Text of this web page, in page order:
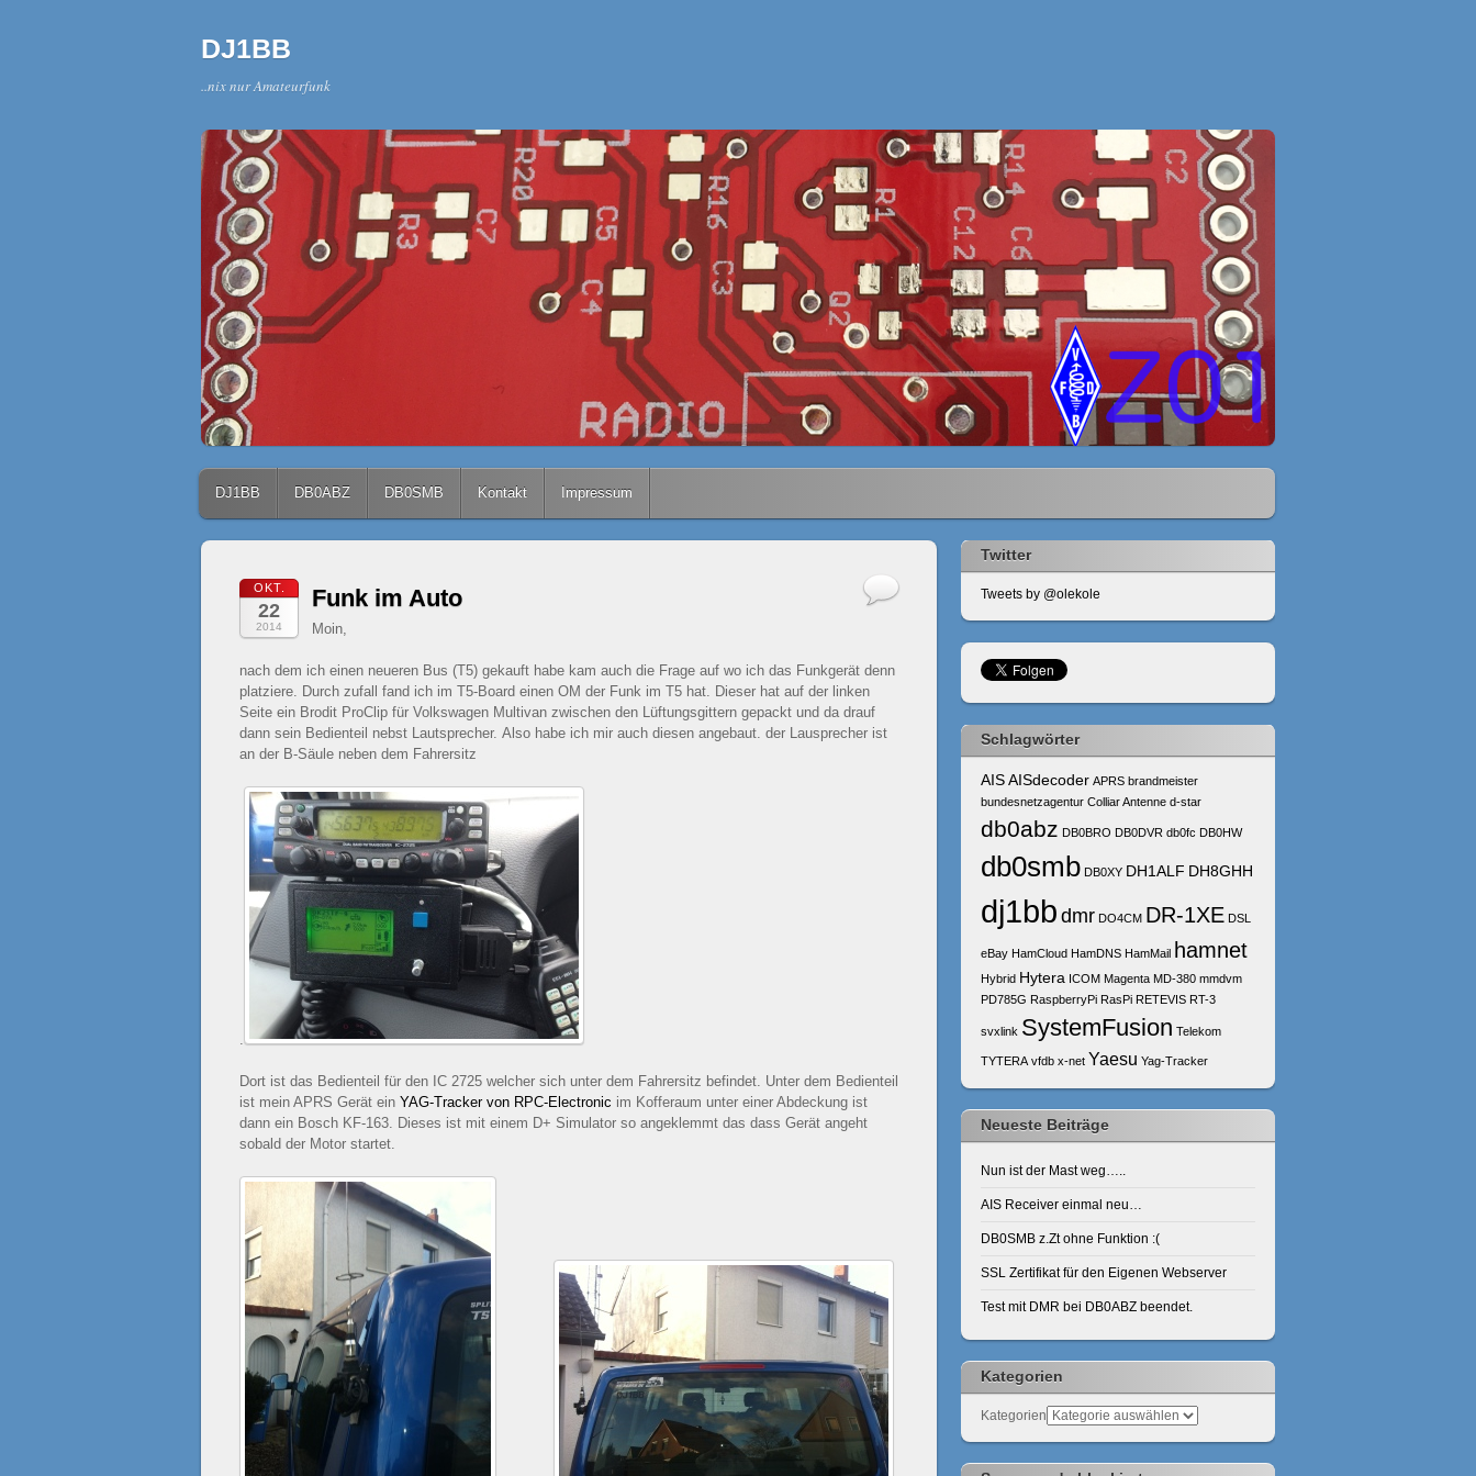
DJ1BB
..nix nur Amateurfunk
Main menu
Skip to content
DJ1BB DB0ABZ DB0SMB Kontakt Impressum
OKT.
22
2014
Funk im Auto
Moin,
nach dem ich einen neueren Bus (T5) gekauft habe kam auch die Frage auf wo ich das Funkgerät denn
platziere. Durch zufall fand ich im T5-Board einen OM der Funk im T5 hat. Dieser hat auf der linken
Seite ein Brodit ProClip für Volkswagen Multivan zwischen den Lüftungsgittern gepackt und da drauf
dann sein Bedienteil nebst Lautsprecher. Also habe ich mir auch diesen angebaut. der Lausprecher ist
an der B-Säule neben dem Fahrersitz
Dort ist das Bedienteil für den IC 2725 welcher sich unter dem Fahrersitz befindet. Unter dem Bedienteil
ist mein APRS Gerät ein YAG-Tracker von RPC-Electronic im Kofferaum unter einer Abdeckung ist
dann ein Bosch KF-163. Dieses ist mit einem D+ Simulator so angeklemmt das dass Gerät angeht
sobald der Motor startet.
Twitter
Tweets by @olekole
Schlagwörter
AISAISdecoder APRS brandmeister
bundesnetzagentur Colliar Antenne d-star
db0abz DB0BRO DB0DVR db0fc DB0HW
db0smb DB0XY DH1ALF DH8GHH
dj1bbdmr DO4CM DR-1XE DSL
eBay HamCloud HamDNS HamMail hamnet
Hybrid Hytera ICOM Magenta MD-380 mmdvm
PD785G RaspberryPi RasPi RETEVIS RT-3
svxlink SystemFusion Telekom
TYTERA vfdb x-net Yaesu Yag-Tracker
Neueste Beiträge
Nun ist der Mast weg…..
AIS Receiver einmal neu…
DB0SMB z.Zt ohne Funktion :(
SSL Zertifikat für den Eigenen Webserver
Test mit DMR bei DB0ABZ beendet.
Kategorien
Kategorien